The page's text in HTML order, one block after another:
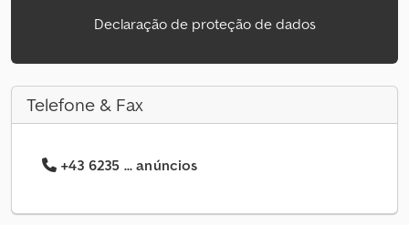
Declaração de proteção de dados
Telefone & Fax
+43 6235 ... anúncios